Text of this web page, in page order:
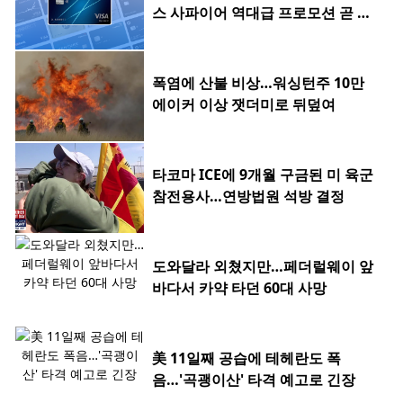
스 사파이어 역대급 프로모션 곧 종
폭염에 산불 비상…워싱턴주 10만
에이커 이상 잿더미로 뒤덮여
타코마 ICE에 9개월 구금된 미 육군
참전용사…연방법원 석방 결정
도와달라 외쳤지만…페더럴웨이 앞
바다서 카약 타던 60대 사망
美 11일째 공습에 테헤란도 폭
음…'곡괭이산' 타격 예고로 긴장